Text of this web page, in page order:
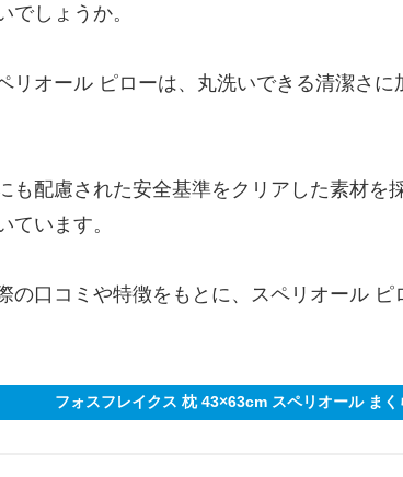
でしょうか。
リオール ピローは、丸洗いできる清潔さ
も配慮された安全基準をクリアした素材を
ています。
の口コミや特徴をもとに、スペリオール
フォスフレイクス 枕 43×63cm スペリオール まく